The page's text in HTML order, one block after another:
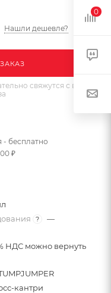
Нашли дешевле?
свяжутся с вами
- бесплатно
₽
?
—
НДС можно вернуть
кантри
0